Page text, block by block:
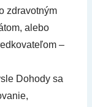
zdravotným
alebo
–
Dohody sa